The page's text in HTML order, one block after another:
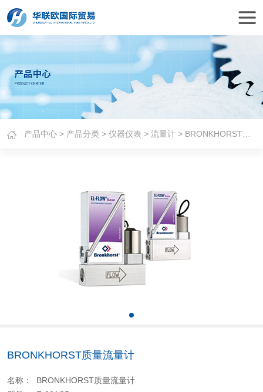
产品中心 > 产品分类 >仪器仪表 >流量计 > BRONKHORST质量流量计
BRONKHORST质量流量计
名称： BRONKHORST质量流量计